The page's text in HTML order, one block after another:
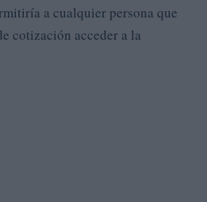
a cualquier persona que
cotización acceder a la